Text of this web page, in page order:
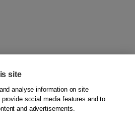
site
analyse information on site
social media features and to
and advertisements.